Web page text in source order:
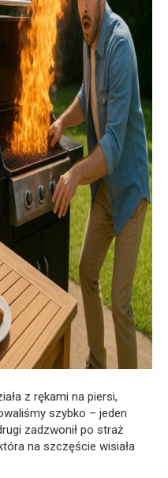
z rękami na piersi,
szybko – jeden
zadzwonił po straż
na szczęście wisiała